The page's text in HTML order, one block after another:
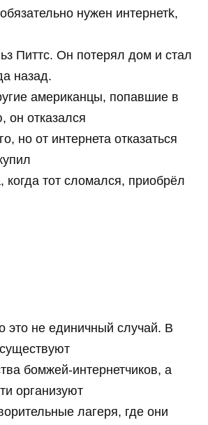
нужен интернетk,
Питтс. Он потерял дом и стал
назад.
американцы, попавшие в
он отказался
но от интернета отказаться
когда тот сломался, приобрёл
это не единичный случай. В
бомжей-интернетчиков, а
организуют
лагеря, где они